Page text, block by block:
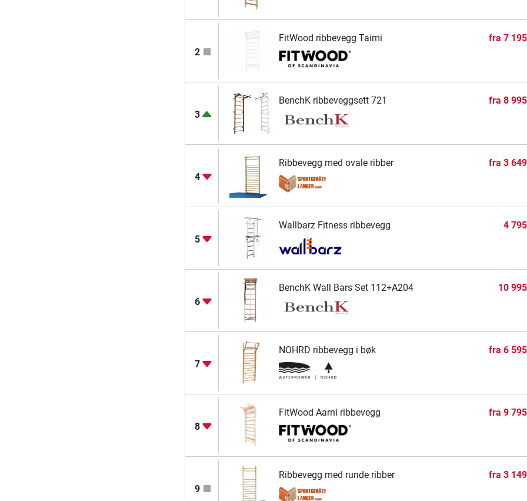
2
FitWood ribbevegg Taimi fra7
3
BenchK ribbeveggsett 721 fra8
4
Ribbevegg med ovale ribber fra3
5
Wallbarz Fitness ribbevegg 4
6
BenchK Wall Bars Set 112+A204 10
7
NOHRD ribbevegg i bøk fra6
8
FitWood Aarni ribbevegg fra9
9
Ribbevegg med runde ribber fra3